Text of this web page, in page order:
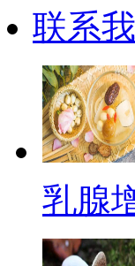
联系
乳腺